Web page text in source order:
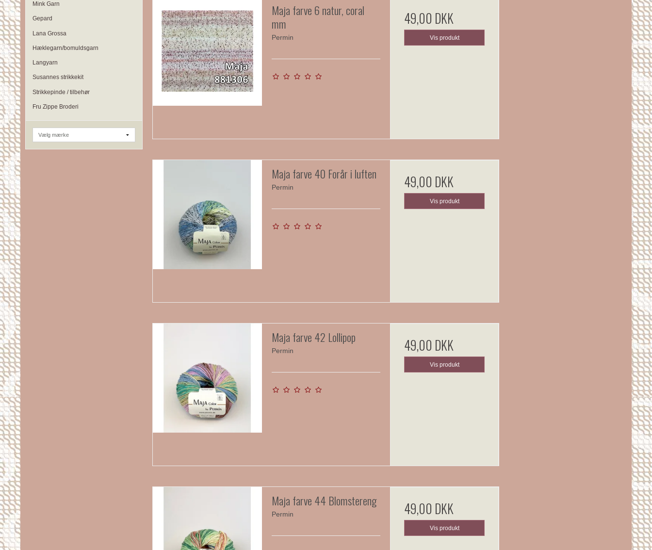
Mink Garn
Gepard
Lana Grossa
Hæklegarn/bomuldsgarn
Langyarn
Susannes strikkekit
Strikkepinde / tilbehør
Fru Zippe Broderi
Maja farve 6 natur, coral
mm
Permin
49,00 DKK
Vis produkt
Maja farve 40 Forår i luften
Permin 49,00 DKK
Vis produkt
Maja farve 42 Lollipop
Permin 49,00 DKK
Vis produkt
Maja farve 44 Blomstereng
Permin 49,00 DKK
Vis produkt